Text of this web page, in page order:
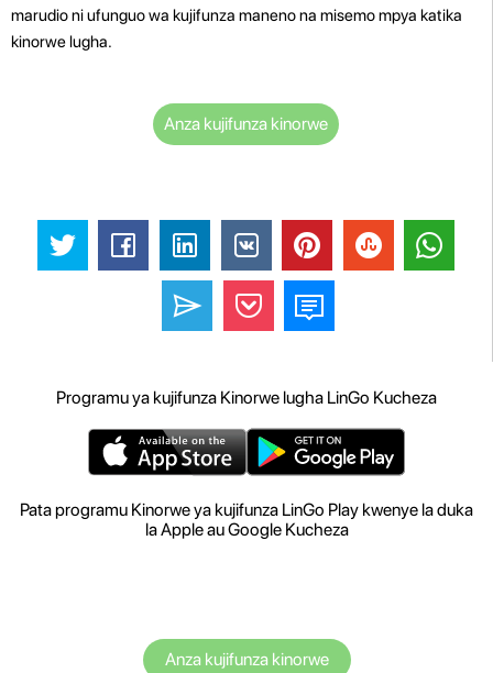
marudio ni ufunguo wa kujifunza maneno na misemo mpya katika
kinorwe lugha.
Anza kujifunza kinorwe
Programu ya kujifunza Kinorwe lugha LinGo Kucheza
Pata programu Kinorwe ya kujifunza LinGo Play kwenye la duka
la Apple au Google Kucheza
Anza kujifunza kinorwe